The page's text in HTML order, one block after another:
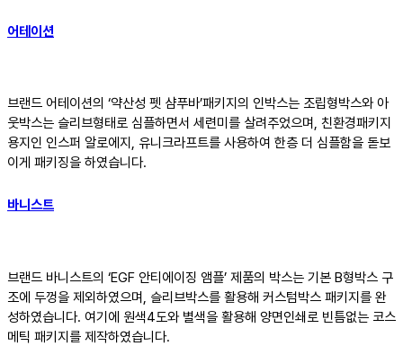
어테이션
브랜드 어테이션의 ‘약산성 펫 샴푸바’패키지의 인박스는 조립형박스와 아
웃박스는 슬리브형태로 심플하면서 세련미를 살려주었으며, 친환경패키지
용지인 인스퍼 알로에지, 유니크라프트를 사용하여 한층 더 심플함을 돋보
이게 패키징을 하였습니다.
바니스트
브랜드 바니스트의 ‘EGF 안티에이징 앰플’ 제품의 박스는 기본 B형박스 구
조에 두껑을 제외하였으며, 슬리브박스를 활용해 커스텀박스 패키지를 완
성하였습니다. 여기에 원색4도와 별색을 활용해 양면인쇄로 빈틈없는 코스
메틱 패키지를 제작하였습니다.